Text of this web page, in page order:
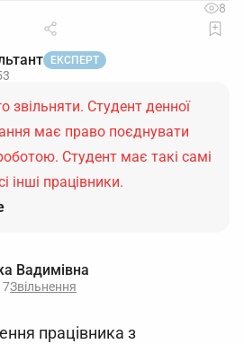
8
ЕКСПЕРТ
звільняти. Студент денної
має право поєднувати
Студент має такі самі
інші працівники.
Вадимівна
Звільнення
працівника з